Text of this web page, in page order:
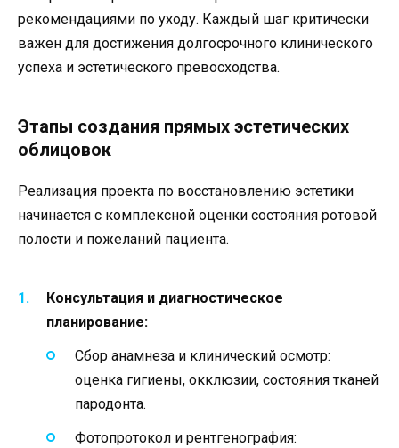
рекомендациями по уходу. Каждый шаг критически
важен для достижения долгосрочного клинического
успеха и эстетического превосходства.
Этапы создания прямых эстетических
облицовок
Реализация проекта по восстановлению эстетики
начинается с комплексной оценки состояния ротовой
полости и пожеланий пациента.
Консультация и диагностическое
планирование:
Сбор анамнеза и клинический осмотр:
оценка гигиены, окклюзии, состояния тканей
пародонта.
Фотопротокол и рентгенография: